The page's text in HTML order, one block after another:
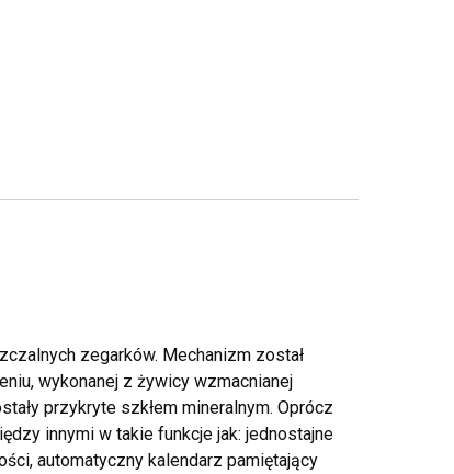
zegarków. Mechanizm został
wykonanej z żywicy wzmacnianej
przykryte szkłem mineralnym. Oprócz
innymi w takie funkcje jak: jednostajne
automatyczny kalendarz pamiętający